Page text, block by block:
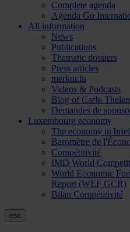
Complete agenda
Agenda Go
All information
News
Publications
Thematic dossiers
Press articles
merkur.lu
Videos & Podcasts
Blog of Carlo Thelen
Demandes de
Luxembourg economy
The economy in brief
Baromètre de
Compétitivité
IMD World
World Economic
Report (WEF GCR)
Bilan Compétitivité
esc